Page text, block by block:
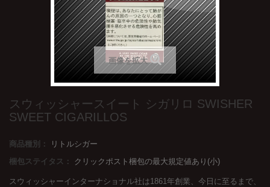
画像を拡大
スウィッシャースイート シガリロ SWISHER
SWEET CIGARILLOS
商品種別：
リトルシガー
梱包ステイタス：
クリックポスト梱包の最大規定値あり(小)
スウィッシャーインターナショナル社は1861年創業、今日に至るまで、